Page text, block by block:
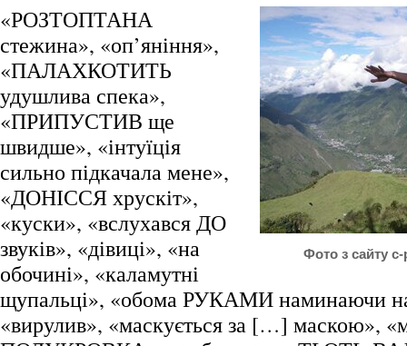
Фото з сайту
«РОЗТОПТАНА
стежина», «оп’яніння»,
«ПАЛАХКОТИТЬ
удушлива спека»,
«ПРИПУСТИВ ще
швидше», «інтуїція
сильно підкачала мене»,
«ДОНІССЯ хрускіт»,
«куски», «вслухався ДО
звуків», «дівиці», «на
обочині», «каламутні
щупальці», «обома РУКАМИ наминаючи
«вирулив», «маскується за […] маскою»,